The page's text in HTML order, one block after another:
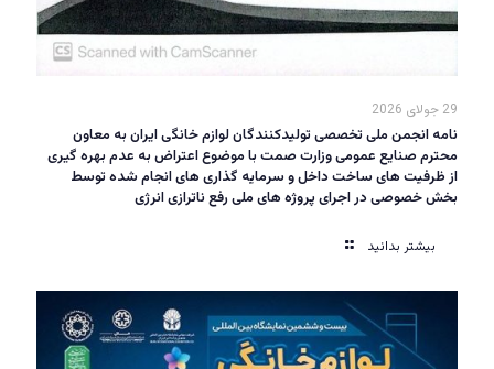
29 جولای 2026
نامه انجمن ملی تخصصی تولیدکنندگان لوازم خانگی ایران به معاون
محترم صنایع عمومی وزارت صمت با موضوع اعتراض به عدم بهره گیری
از ظرفیت های ساخت داخل و سرمایه گذاری های انجام شده توسط
بخش خصوصی در اجرای پروژه های ملی رفع ناترازی انرژی
بیشتر بدانید